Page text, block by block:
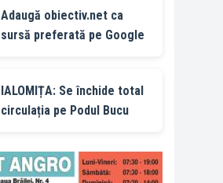
Adaugă obiectiv.net ca
sursă preferată pe Google
IALOMIȚA: Se închide total
circulația pe Podul Bucu